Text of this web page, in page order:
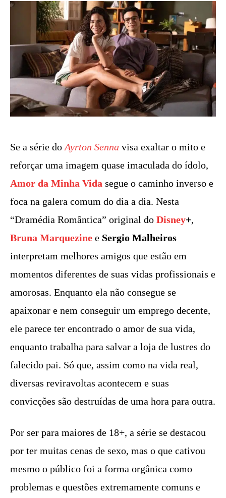
Se a série do Ayrton Senna visa exaltar o mito e
reforçar uma imagem quase imaculada do ídolo,
Amor da Minha Vida segue o caminho inverso e
foca na galera comum do dia a dia. Nesta
“Dramédia Romântica” original do Disney+,
Bruna Marquezine e Sergio Malheiros
interpretam melhores amigos que estão em
momentos diferentes de suas vidas profissionais e
amorosas. Enquanto ela não consegue se
apaixonar e nem conseguir um emprego decente,
ele parece ter encontrado o amor de sua vida,
enquanto trabalha para salvar a loja de lustres do
falecido pai. Só que, assim como na vida real,
diversas reviravoltas acontecem e suas
convicções são destruídas de uma hora para outra.
Por ser para maiores de 18+, a série se destacou
por ter muitas cenas de sexo, mas o que cativou
mesmo o público foi a forma orgânica como
problemas e questões extremamente comuns e